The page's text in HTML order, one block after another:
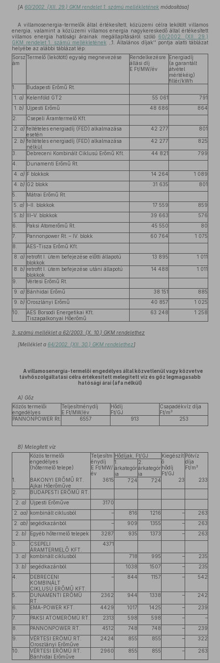
[A 60/2002. (XII. 29.) GKM rendelet 1. számú mellékletének módosítása]
A villamosenergia-termelők által értékesített, közüzemi célra lekötött villamos
energia, valamint a közüzemi villamos energia nagykereskedő által értékesített
villamos energia hatósági árainak megállapításáról szóló 60/2002. (XII. 29.)
GKM rendelet 1. számú mellékletének ,,1. Általános díjak'' pontja alatti táblázat
helyébe az alábbi táblázat lép:
Sorsz
ám
Termelő (lekötött) egység megnevezése
Rendelkezésre
állási díj
E Ft/MW/év
Energiadíj
(a garantált
átvétel
mértékéig)
fillér/kWh
1.
Budapesti Erőmű Rt.
1. a) Kelenföld GT2 55 061
791
1. b) Újpesti Erőmű 48 686
864
2.
Csepeli Áramtermelő Kft.
2. a) feltételes energiadíj (FED) alkalmazása
esetén
42 277 801
2. b) feltételes energiadíj (FED) alkalmazása
nélkül
42 277 825
3. Debreceni Kombinált Ciklusú Erőmű Kft. 44 821
799
4.
Dunamenti Erőmű Rt.
4. a) F blokkok 14 264
1 089
4. b) G2 blokk 31 635
801
5.
Mátrai Erőmű Rt.
5. a) I–II. blokkok 17 559
859
5. b) III–V. blokkok 39 663
576
6.
Paksi Atomerőmű Rt. 45 550
80
7.
Pannonpower Rt. – IV. blokk 60 764
1 075
8.
AES-Tisza Erőmű Kft.
8. a) retrofit I. ütem befejezése előtti állapotú
blokkok
13 895 1 011
8. b) retrofit I. ütem befejezése utáni állapotú
blokkok
14 488 1 011
9.
Vértesi Erőmű Rt.
9. a) Bánhidai Erőmű 38 151
885
9. b) Oroszlányi Erőmű 40 857
1 025
10.
AES Borsodi Energetikai Kft.
Tiszapalkonyai Hőerőmű
63 248 1 258
3. számú melléklet a 62/2003. (X. 10.) GKM rendelethez
[Melléklet a 64/2002. (XII. 30.) GKM rendelethez]
A villamosenergia-termelői engedélyes által közvetlenül vagy közvetve
távhőszolgáltatási célra értékesített melegített víz és gőz legmagasabb
hatósági árai (áfa nélkül)
A) Gőz
Közös termelői
engedélyes
Teljesítménydíj
E Ft/MW/év
Hődíj
Ft/GJ
Csapadékvíz díja
Ft/m 3
PANNONPOWER Rt. 6557 913 253
B) Melegített víz
Közös termelői
engedélyes
(hőtermelő telepe)
Teljesítm
énydíj
E Ft/MW/
év
Hődíjak, Ft/GJ
Kiegészít
ő
hődíj
Ft/GJ
Pótvíz
díja
Ft/m 3
1.
árkategór
ia
2.
árkategór
ia
1.
BAKONYI ERŐMŰ RT.
Ajkai Hőerőműve
3615 724 724 23 233
2.
BUDAPESTI ERŐMŰ RT.
2. a) Újpesti Erőműve
3170
2. aa) kombinált ciklusból – 816 1216 –
263
2. ab) segédkazánból – 909 1355 –
263
2. b) Egyéb hőtermelő telepek 3287 935 1373 –
263
3.
CSEPELI
ÁRAMTERMELŐ KFT.
4371
3. a) kombinált ciklusból 718 995 –
235
3. b) segédkazánból 1038 1507 –
235
4.
DEBRECENI
KOMBINÁLT
CIKLUSÚ ERŐMŰ KFT.
– 844 1157 – 542
5.
DUNAMENTI ERŐMŰ
RT.
2362 944 1338 – 242
6. EMA-POWER KFT. 4429 1017 1425 –
239
7.
PAKSI ATOMERŐMŰ RT. 2313 598 598 –
–
8.
PANNONPOWER RT. 4512 748 748 –
239
9.
VÉRTESI ERŐMŰ RT.
Oroszlányi Erőműve
2424 855 855 – 322
10.
VÉRTESI ERŐMŰ RT.
Bánhidai Erőműve
2960 855 855 – 263